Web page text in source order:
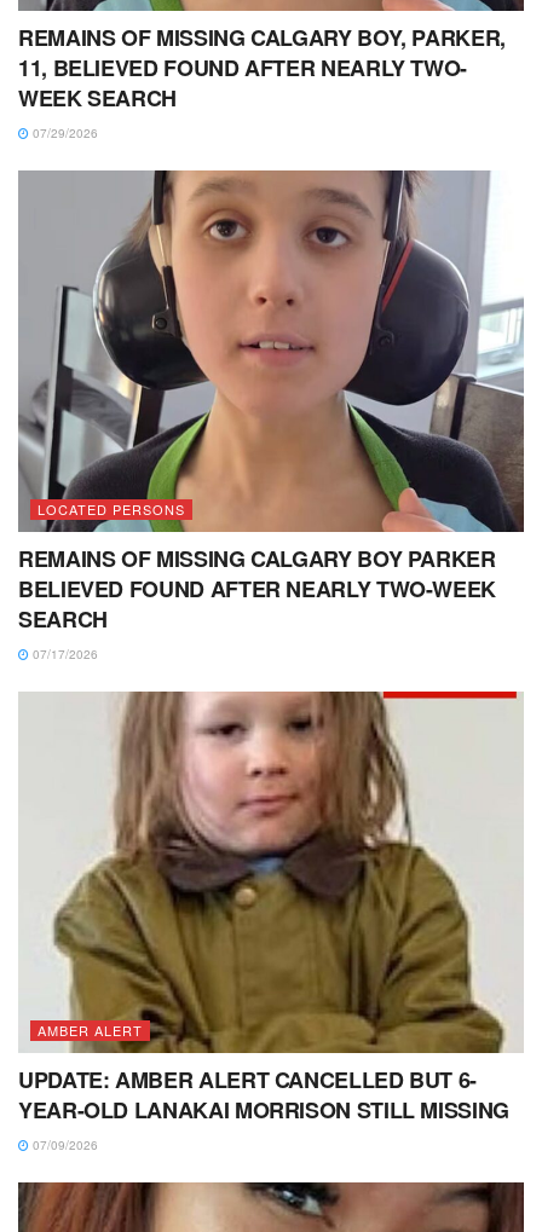
REMAINS OF MISSING CALGARY BOY, PARKER,
11, BELIEVED FOUND AFTER NEARLY TWO-
WEEK SEARCH
07/29/2026
LOCATED PERSONS
REMAINS OF MISSING CALGARY BOY PARKER
BELIEVED FOUND AFTER NEARLY TWO-WEEK
SEARCH
07/17/2026
AMBER ALERT
UPDATE: AMBER ALERT CANCELLED BUT 6-
YEAR-OLD LANAKAI MORRISON STILL MISSING
07/09/2026